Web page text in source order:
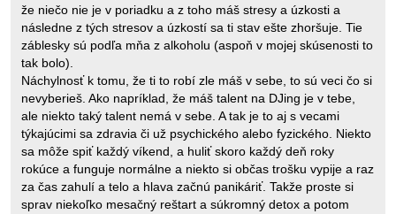
že niečo nie je v poriadku a z toho máš stresy a úzkosti a
následne z tých stresov a úzkostí sa ti stav ešte zhoršuje. Tie
záblesky sú podľa mňa z alkoholu (aspoň v mojej skúsenosti to
tak bolo).
Náchylnosť k tomu, že ti to robí zle máš v sebe, to sú veci čo si
nevyberieš. Ako napríklad, že máš talent na DJing je v tebe,
ale niekto taký talent nemá v sebe. A tak je to aj s vecami
týkajúcimi sa zdravia či už psychického alebo fyzického. Niekto
sa môže spiť každý víkend, a huliť skoro každý deň roky
rokúce a funguje normálne a niekto si občas trošku vypije a raz
za čas zahulí a telo a hlava začnú panikáriť. Takže proste si
sprav niekoľko mesačný reštart a súkromný detox a potom